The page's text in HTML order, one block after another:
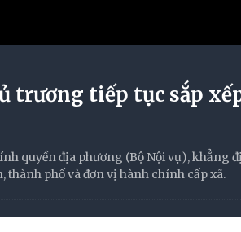
trương tiếp tục sắp
quyền địa phương (Bộ Nội vụ), khẳng
thành phố và đơn vị hành chính cấp xã.